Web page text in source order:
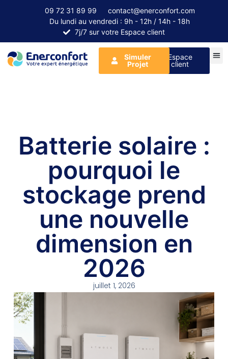
09 72 31 89 99
contact@enerconfort.com
Du lundi au vendredi : 9h - 12h / 14h - 18h
7j/7 sur votre Espace client
Espace
client
Simuler
Projet
Batterie solaire :
pourquoi le
stockage prend
une nouvelle
dimension en
2026
juillet 1, 2026